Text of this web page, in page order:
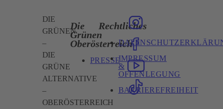
DIE
GRÜNEN
–
DIE
GRÜNE
ALTERNATIVE
–
OBERÖSTERREICH
Die
Grünen
Oberösterreich
PRESSE
Rechtliches
IMPRESSUM
&
OFFENLEGUNG
BARRIEREFREIHEIT